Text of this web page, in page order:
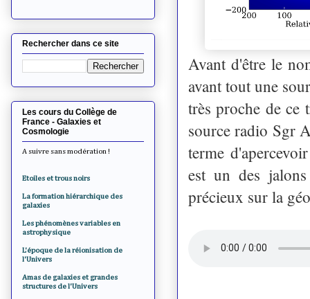
Avant d'être le
avant tout une
très proche de
source radio Sgr
terme
est un des
précieux sur la
Rechercher dans ce site
Les cours du Collège de
France - Galaxies et
Cosmologie
A suivre sans modération !
Etoiles et trous noirs
La formation hiérarchique des
galaxies
Les phénomènes variables en
astrophysique
L'époque de la réionisation de
l'Univers
Amas de galaxies et grandes
structures de l'Univers